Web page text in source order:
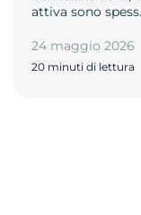
attiva sono
24 maggio 2026
20 minuti di lettura